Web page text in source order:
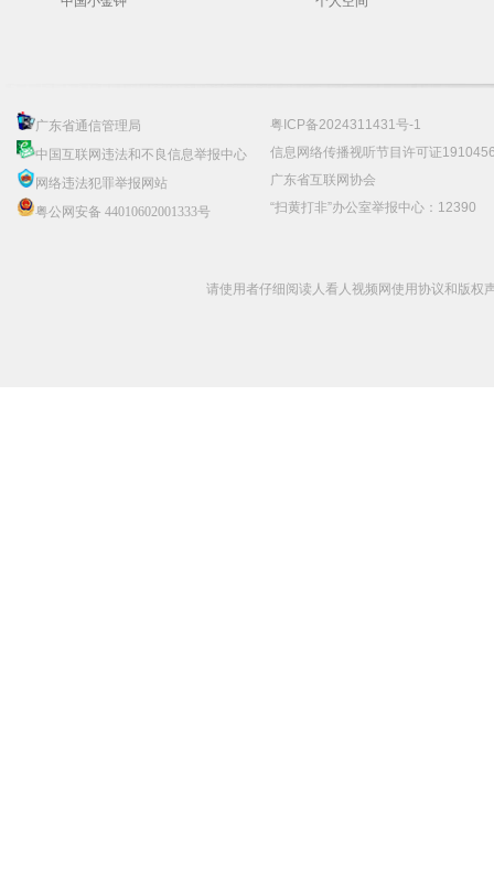
广东省通信管理局
中国互联网违法和不良信息举报中心
网络违法犯罪举报网站
粤公网安备 44010602001333号
粤ICP备2024311431号-1
信息网络传播视听节目许可证
广东省互联网协会
“扫黄打非”办公室举报中心：12390
请使用者仔细阅读人看人视频网使用协议和版权